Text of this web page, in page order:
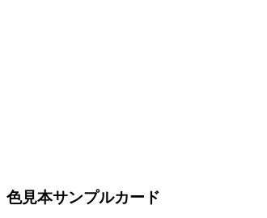
色見本サンプルカード